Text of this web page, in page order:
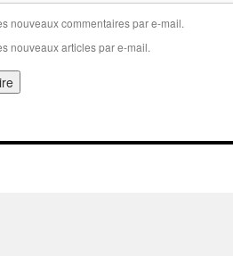
nouveaux commentaires par e-mail.
nouveaux articles par e-mail.